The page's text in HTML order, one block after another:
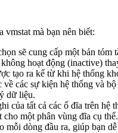
vmstat mà bạn nên biết:
sẽ cung cấp một bản
hoạt động (inactive)
tạo ra kể từ khi hệ thống
các sự kiện hệ thống và
dữ liệu.
của tất cả các ổ đĩa trên
một phân vùng đĩa cụ
mỗi dòng đầu ra, giúp bạn